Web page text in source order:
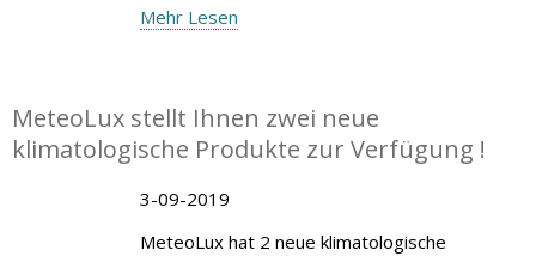
Mehr Lesen
MeteoLux stellt Ihnen zwei neue
klimatologische Produkte zur Verfügung !
3-09-2019
MeteoLux hat 2 neue klimatologische